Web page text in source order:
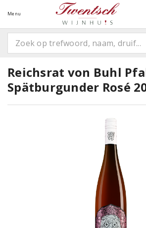
Menu
Reichsrat von Buhl
Spätburgunder Rosé